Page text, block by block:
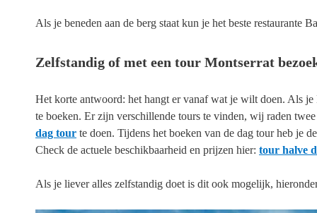
Als je beneden aan de berg staat kun je het beste restaurante
Zelfstandig of met een tour Montserrat
Het korte antwoord: het hangt er vanaf wat je wilt doen. Als
te boeken. Er zijn verschillende tours te vinden, wij raden twee
dag tour te doen. Tijdens het boeken van de dag tour heb je
Check de actuele beschikbaarheid en prijzen hier: tour halve
Als je liever alles zelfstandig doet is dit ook mogelijk,